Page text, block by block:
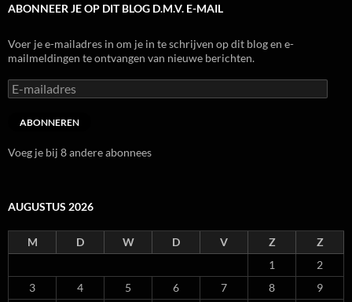
ABONNEER JE OP DIT BLOG D.M.V. E-MAIL
Voer je e-mailadres in om je in te schrijven op dit blog en e-
mailmeldingen te ontvangen van nieuwe berichten.
E-
mailadres
ABONNEREN
Voeg je bij 8 andere abonnees
AUGUSTUS 2026
M D W D V Z
Z
1
2
3
4 5 6 7 8
9